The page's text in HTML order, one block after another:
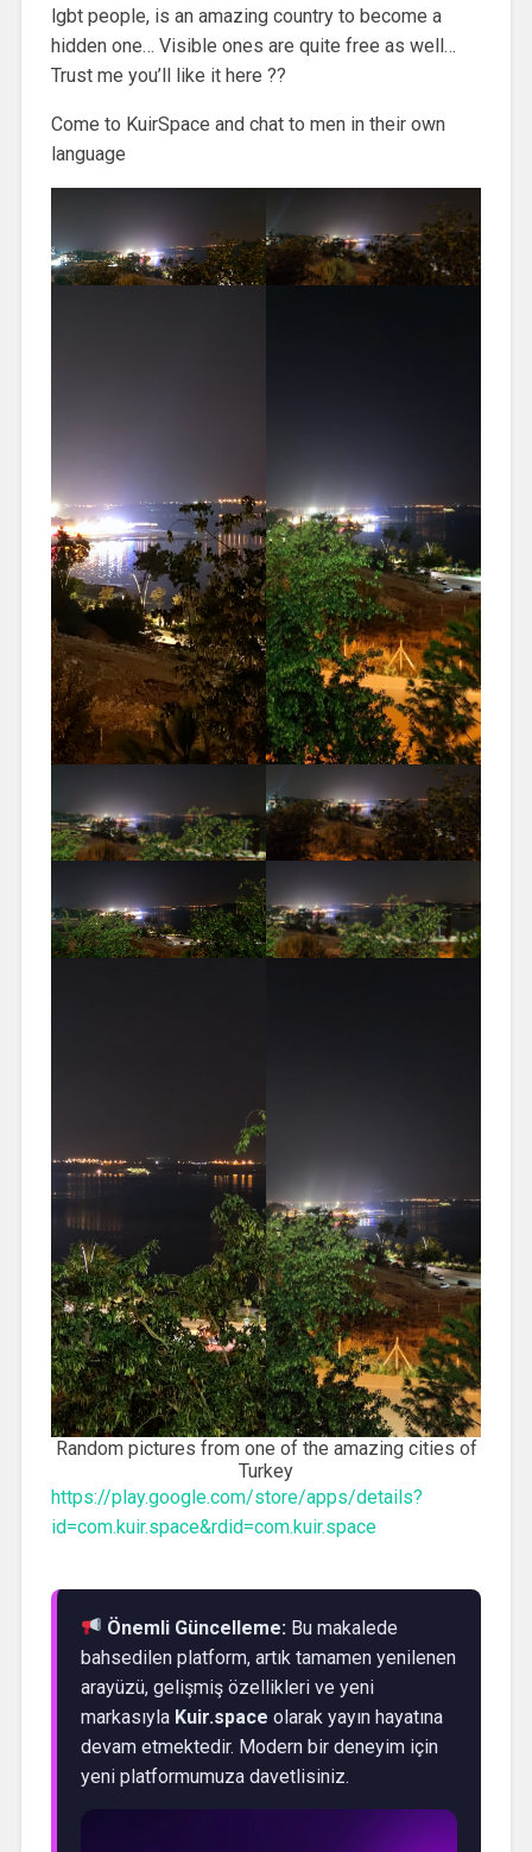
lgbt people, is an amazing country to become a
hidden one… Visible ones are quite free as well…
Trust me you’ll like it here ??
Come to KuirSpace and chat to men in their own
language
Random pictures from one of the amazing cities of
Turkey
https://play.google.com/store/apps/details?
id=com.kuir.space&rdid=com.kuir.space
Önemli Güncelleme: Bu makalede
bahsedilen platform, artık tamamen yenilenen
arayüzü, gelişmiş özellikleri ve yeni
markasıyla Kuir.space olarak yayın hayatına
devam etmektedir. Modern bir deneyim için
yeni platformumuza davetlisiniz.